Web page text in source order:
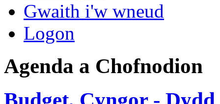
Gwaith i'w wneud
Logon
Agenda a Chofnodion